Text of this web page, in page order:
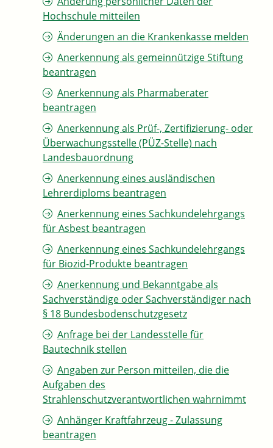
Hochschule mitteilen
Änderungen an die Krankenkasse melden
Anerkennung als gemeinnützige Stiftung
beantragen
Anerkennung als Pharmaberater
beantragen
Anerkennung als Prüf-, Zertifizierung- oder
Überwachungsstelle (PÜZ-Stelle) nach
Landesbauordnung
Anerkennung eines ausländischen
Lehrerdiploms beantragen
Anerkennung eines Sachkundelehrgangs
für Asbest beantragen
Anerkennung eines Sachkundelehrgangs
für Biozid-Produkte beantragen
Anerkennung und Bekanntgabe als
Sachverständige oder Sachverständiger nach
§ 18 Bundesbodenschutzgesetz
Anfrage bei der Landesstelle für
Bautechnik stellen
Angaben zur Person mitteilen, die die
Aufgaben des
Strahlenschutzverantwortlichen wahrnimmt
Anhänger Kraftfahrzeug - Zulassung
beantragen